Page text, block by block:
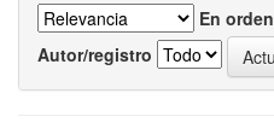
En orden
Autor/registro